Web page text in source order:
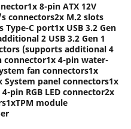
8-pin ATX 12V
connectors2x M.2 slots
Type-C port1x USB 3.2 Gen
2 USB 3.2 Gen 1
(supports additional 4
connector1x 4-pin water-
fan connectors1x
panel connectors1x
pin RGB LED connector2x
module